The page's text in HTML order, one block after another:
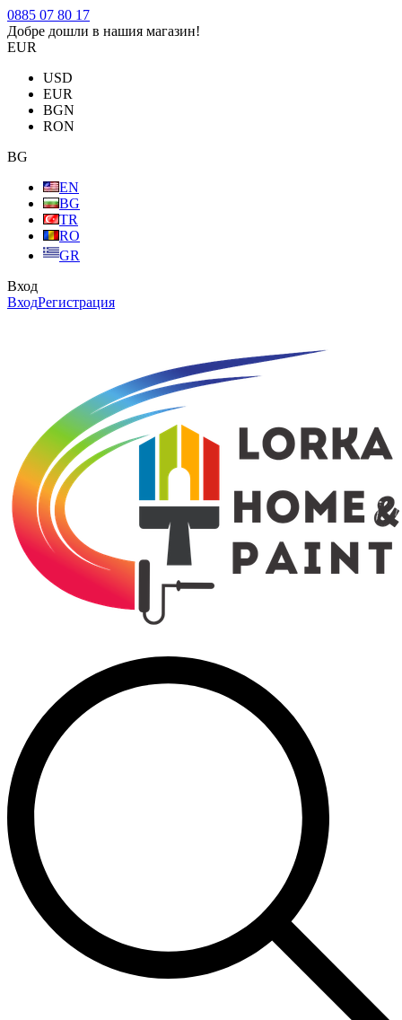
0885 07 80 17
Добре дошли в нашия магазин!
EUR
USD
EUR
BGN
RON
BG
EN
BG
TR
RO
GR
Вход
ВходРегистрация